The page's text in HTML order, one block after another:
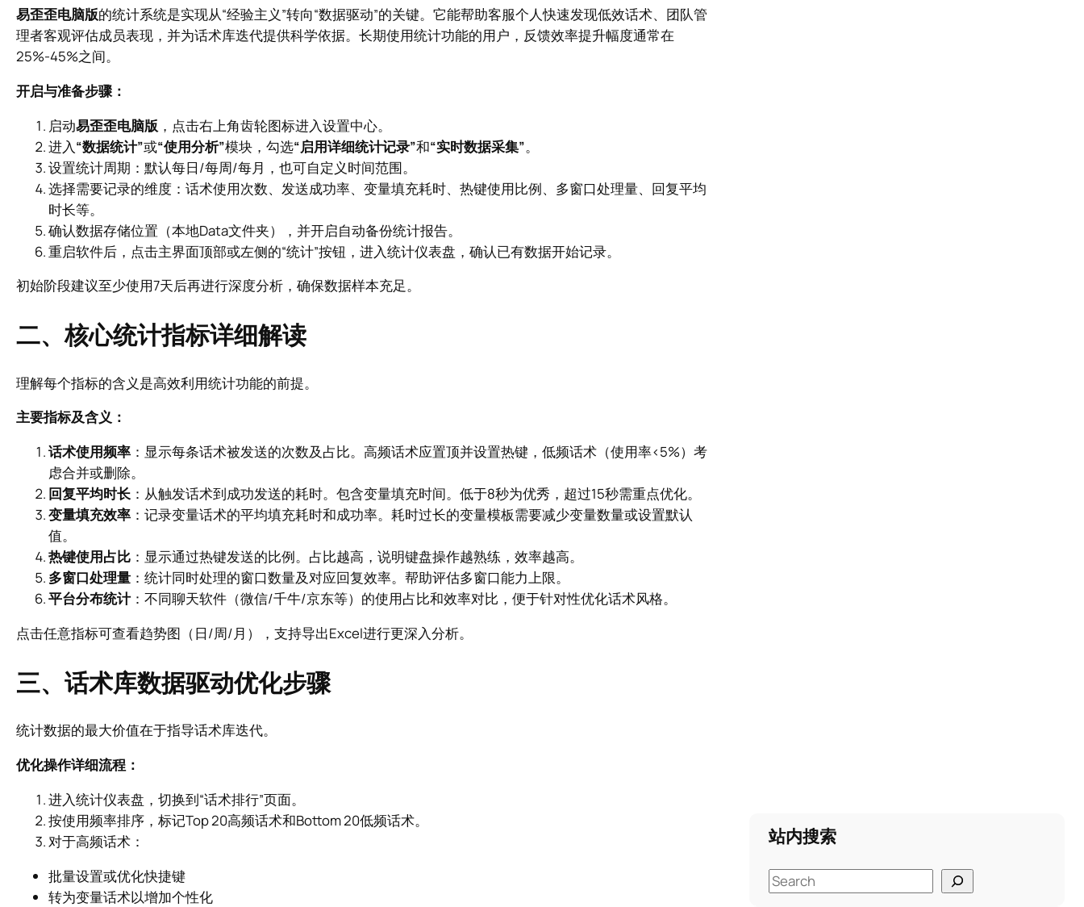
易歪歪电脑版的统计系统是实现从“经验主义”转向“数据驱动”的关键。它能帮助客服个人快速发现低效话术、团队管
理者客观评估成员表现，并为话术库迭代提供科学依据。长期使用统计功能的用户，反馈效率提升幅度通常在
25%-45%之间。
开启与准备步骤：
启动易歪歪电脑版 ，点击右上角齿轮图标进入设置中心。
进入 “数据统计”或“使用分析”模块，勾选“启用详细统计记录”和“实时数据采集”。
设置统计周期：默认每日/每周/每月，也可自定义时间范围。
选择需要记录的维度：话术使用次数、发送成功率、变量填充耗时、热键使用比例、多窗口处理量、回复平均
时长等。
确认数据存储位置（本地Data文件夹），并开启自动备份统计报告。
重启软件后，点击主界面顶部或左侧的“统计”按钮，进入统计仪表盘，确认已有数据开始记录。
初始阶段建议至少使用7天后再进行深度分析，确保数据样本充足。
二、核心统计指标详细解读
理解每个指标的含义是高效利用统计功能的前提。
主要指标及含义：
话术使用频率 ：显示每条话术被发送的次数及占比。高频话术应置顶并设置热键，低频话术（使用率<5%）考
虑合并或删除。
回复平均时长 ：从触发话术到成功发送的耗时。包含变量填充时间。低于8秒为优秀，超过15秒需重点优化。
变量填充效率 ：记录变量话术的平均填充耗时和成功率。耗时过长的变量模板需要减少变量数量或设置默认
值。
热键使用占比 ：显示通过热键发送的比例。占比越高，说明键盘操作越熟练，效率越高。
多窗口处理量 ：统计同时处理的窗口数量及对应回复效率。帮助评估多窗口能力上限。
平台分布统计：不同聊天软件（微信/千牛/京东等）的使用占比和效率对比，便于针对性优化话术风格。
点击任意指标可查看趋势图（日/周/月），支持导出Excel进行更深入分析。
三、话术库数据驱动优化步骤
统计数据的最大价值在于指导话术库迭代。
优化操作详细流程：
进入统计仪表盘，切换到“话术排行”页面。
按使用频率排序，标记Top 20高频话术和Bottom 20低频话术。
对于高频话术：
批量设置或优化快捷键
转为变量话术以增加个性化
站内搜索
S
e